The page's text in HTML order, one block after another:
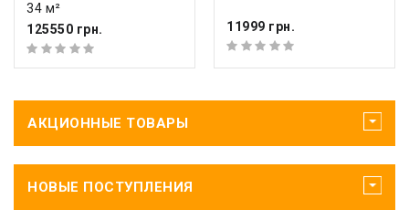
34 м²
125550 грн.
11999 грн.
АКЦИОННЫЕ ТОВАРЫ
НОВЫЕ ПОСТУПЛЕНИЯ